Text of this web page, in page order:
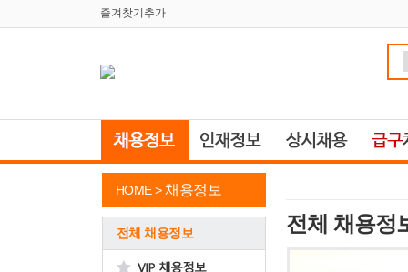
즐겨찾기추가
HOME > 채용정보
전체 채용정보 전체 채용정